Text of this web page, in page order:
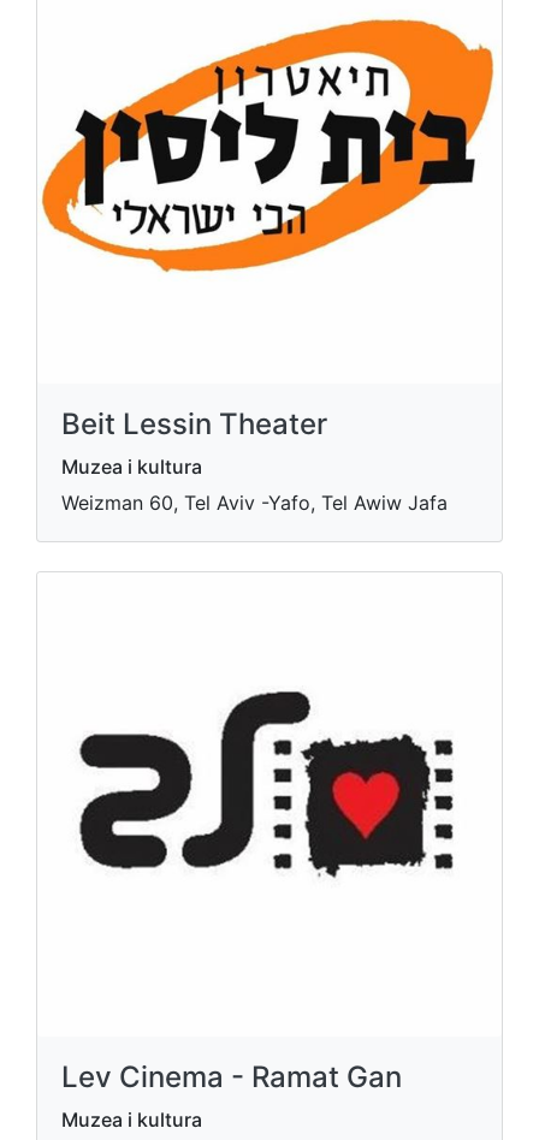
Beit Lessin Theater
Muzea i kultura
Weizman 60, Tel Aviv -Yafo, Tel Awiw Jafa
Lev Cinema - Ramat Gan
Muzea i kultura